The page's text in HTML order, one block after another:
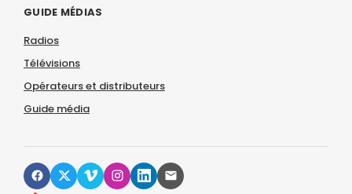
GUIDE MÉDIAS
Radios
Télévisions
Opérateurs et distributeurs
Guide média